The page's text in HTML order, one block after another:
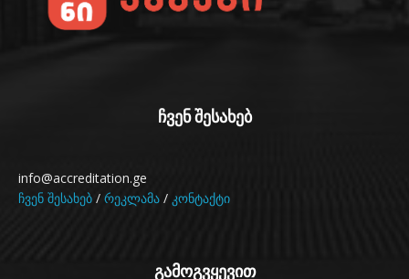
ჩვენ შესახებ
info@accreditation.ge
ჩვენ შესახებ / რეკლამა / კონტაქტი
გამოგვყევით